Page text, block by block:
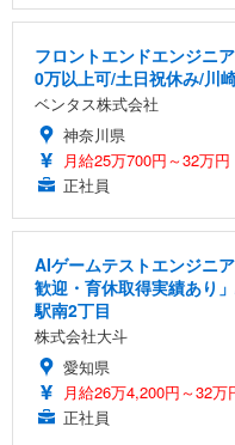
フロントエンドエンジニ
0万以上可/土日祝休み/川
ベンタス株式会社
神奈川県
月給25万700円～32万円
正社員
AIゲームテストエンジニ
歓迎・育休取得実績あり
駅南2丁目
株式会社大斗
愛知県
月給26万4,200円～32万
正社員